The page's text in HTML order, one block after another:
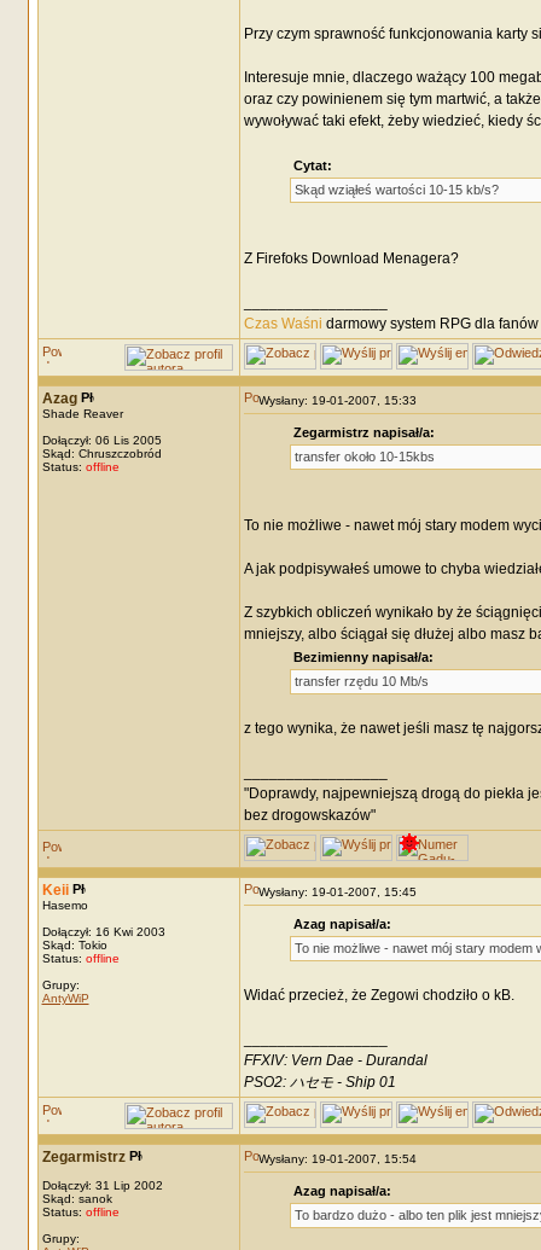
Przy czym sprawność funkcjonowania karty
Interesuje mnie, dlaczego ważący 100
oraz czy powinienem się tym martwić, a
wywoływać taki efekt, żeby wiedzieć, kiedy
Cytat:
Skąd wziąłeś wartości 10-15 kb/s?
Z Firefoks Download Menagera?
Czas Waśni darmowy system RPG dla
Azag
Shade Reaver
Dołączył: 06 Lis 2005
Skąd: Chruszczobród
Status: offline
Wysłany: 19-01-2007, 15:33
Zegarmistrz napisał/a:
transfer około 10-15kbs
To nie możliwe - nawet mój stary modem
A jak podpisywałeś umowe to chyba
Z szybkich obliczeń wynikało by że
mniejszy, albo ściągał się dłużej albo masz
Bezimienny napisał/a:
transfer rzędu 10 Mb/s
z tego wynika, że nawet jeśli masz tę
"Doprawdy, najpewniejszą drogą do piekła
bez drogowskazów"
Keii
Hasemo
Dołączył: 16 Kwi 2003
Skąd: Tokio
Status: offline
Grupy:
AntyWiP
Wysłany: 19-01-2007, 15:45
Azag napisał/a:
To nie możliwe - nawet mój stary modem
Widać przecież, że Zegowi chodziło o kB.
FFXIV: Vern Dae - Durandal
PSO2: ハセモ - Ship 01
Zegarmistrz
Dołączył: 31 Lip 2002
Skąd: sanok
Status: offline
Grupy:
Wysłany: 19-01-2007, 15:54
Azag napisał/a:
To bardzo dużo - albo ten plik jest